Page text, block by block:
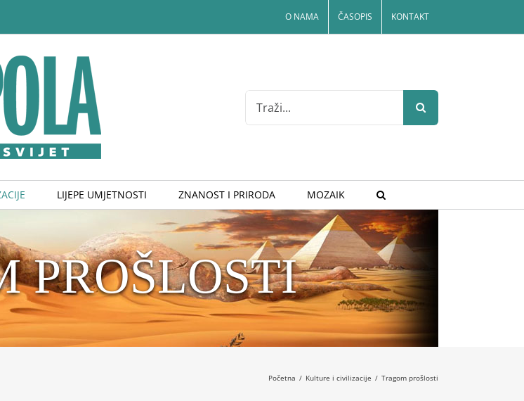
O NAMA ČASOPIS KONTAKT
Search
for:
LIJEPE UMJETNOSTI ZNANOST I PRIRODA MOZAIK
PROŠLOSTI
Početna / Kulture i civilizacije / Tragom prošlosti